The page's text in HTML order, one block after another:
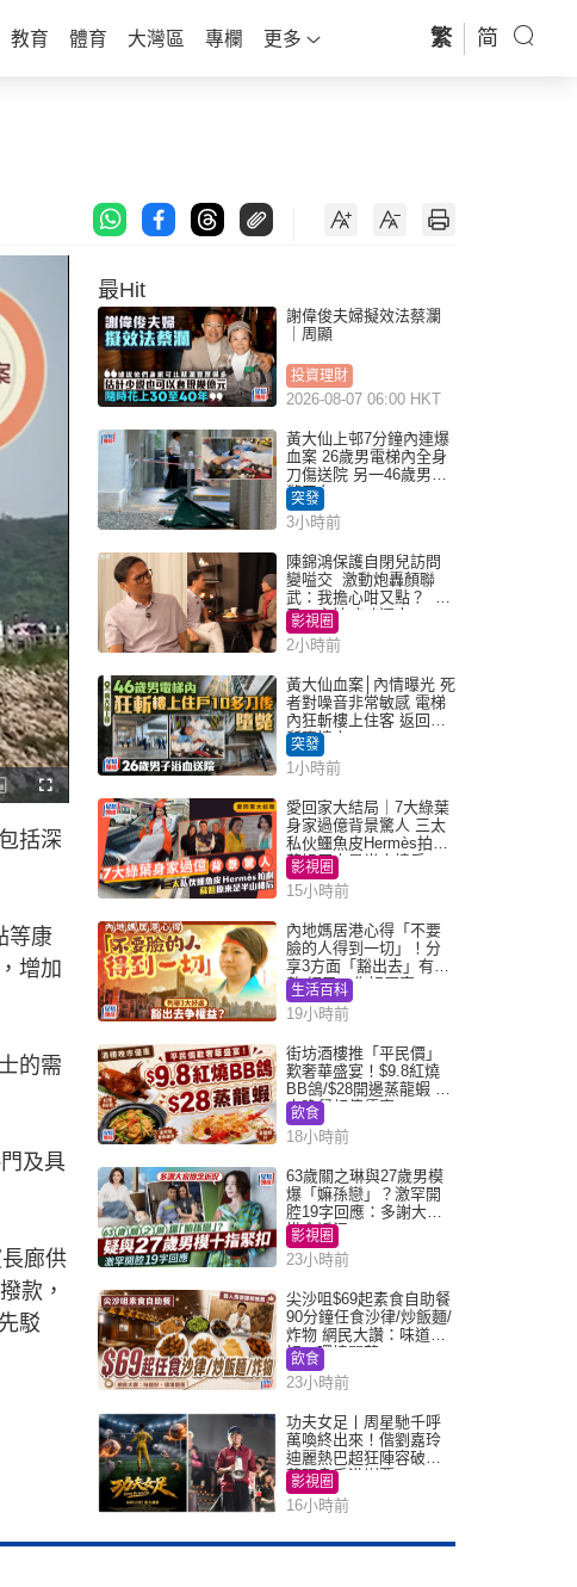
教育 體育 大灣區 專欄 更多 繁 简
F
u
s
c
括深
等康
增加
的需
及具
廊供
款，
駁
最Hit
謝偉俊夫婦擬效法蔡瀾
｜周顯
投資理財
2026-08-07 06:00 HKT
黃大仙上邨7分鐘內連爆
血案 26歲男電梯內全身
刀傷送院 另一46歲男倒
斃平台
突發
3小時前
陳錦鴻保護自閉兒訪問
變嗌交 激動炮轟顏聯
武：我擔心咁又點？ 網
民：主持咄咄逼人
影視圈
2小時前
黃大仙血案│內情曝光 死
者對噪音非常敏感 電梯
內狂斬樓上住客 返回住
所墮樓亡
突發
1小時前
愛回家大結局｜7大綠葉
身家過億背景驚人 三太
私伙鱷魚皮Hermès拍劇
蘇姐原來是半山樓后
影視圈
15小時前
內地媽居港心得「不要
臉的人得到一切」！分
享3方面「豁出去」有著
數 網民：你好厲害
生活百科
19小時前
街坊酒樓推「平民價」
歎奢華盛宴！$9.8紅燒
BB鴿/$28開邊蒸龍蝦 3
大晚餐超值優惠
飲食
18小時前
63歲關之琳與27歲男模
爆「嫲孫戀」？激罕開
腔19字回應：多謝大家
掛念近況
影視圈
23小時前
尖沙咀$69起素食自助餐
90分鐘任食沙律/炒飯麵/
炸物 網民大讚：味道
好，環境闊落
飲食
23小時前
功夫女足丨周星馳千呼
萬喚終出來！偕劉嘉玲
迪麗熱巴超狂陣容破天
荒現身香港謝票
影視圈
16小時前